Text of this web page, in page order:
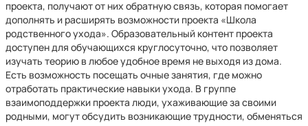
проекта, получают от них обратную связь, которая помогает
дополнять и расширять возможности проекта «Школа
родственного ухода». Образовательный контент проекта
доступен для обучающихся круглосуточно, что позволяет
изучать теорию в любое удобное время не выходя из дома.
Есть возможность посещать очные занятия, где можно
отработать практические навыки ухода. В группе
взаимоподдержки проекта люди, ухаживающие за своими
родными, могут обсудить возникающие трудности, обменяться